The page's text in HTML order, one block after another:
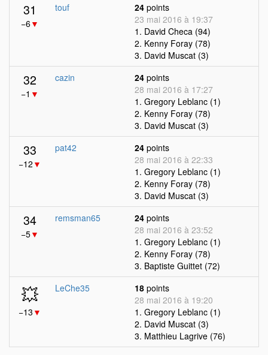
31
−6▼
touf 24 points
23 mai 2016 à 19:37
1. David Checa (94)
2. Kenny Foray (78)
3. David Muscat (3)
32
−1 ▼
cazin 24 points
28 mai 2016 à 17:27
1. Gregory Leblanc (1)
2. Kenny Foray (78)
3. David Muscat (3)
33
−12 ▼
pat42 24 points
28 mai 2016 à 22:33
1. Gregory Leblanc (1)
2. Kenny Foray (78)
3. David Muscat (3)
34
−5▼
remsman65 24 points
28 mai 2016 à 23:52
1. Gregory Leblanc (1)
2. Kenny Foray (78)
3. Baptiste Guittet (72)
💥
−13 ▼
LeChe35 18 points
28 mai 2016 à 19:20
1. Gregory Leblanc (1)
2. David Muscat (3)
3. Matthieu Lagrive (76)